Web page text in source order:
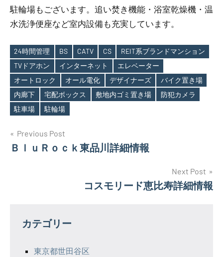
駐輪場もございます。追い焚き機能・浴室乾燥機・温
水洗浄便座など室内設備も充実しています。
Tags
24時間管理 BS CATV CS
REIT系ブランドマンション
TVドアホン
インターネット
エレベーター
オートロック
オール電化 デザイナーズ
バイク置き場
内廊下
宅配ボックス 敷地内ゴミ置き場
防犯カメラ
駐車場
駐輪場
投
稿
ー
Previous Post
ＢｌｕＲｏｃｋ東品川詳細情報
Next Post
コスモリード恵比寿詳細情報
カテゴリー
東京都世田谷区